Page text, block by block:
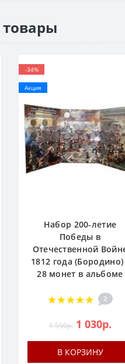
-34%
Акция
Набор 200-летие
Победы в
Отечественной
1812 года (Бородино)
28 монет в альбоме
2
1 550р. 1 030р.
В КОРЗИНУ